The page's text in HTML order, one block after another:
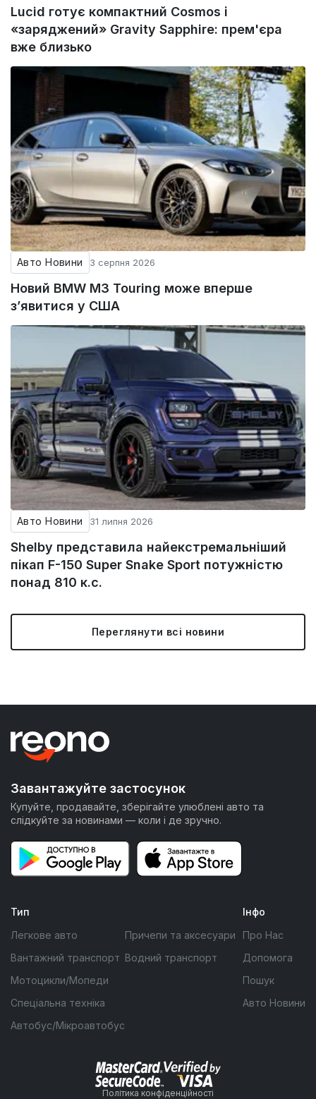
Lucid готує компактний Cosmos і
«заряджений» Gravity Sapphire: прем'єра
вже близько
Авто Новини 3 серпня 2026
Новий BMW M3 Touring може вперше
з’явитися у США
Авто Новини 31 липня 2026
Shelby представила найекстремальніший
пікап F-150 Super Snake Sport потужністю
понад 810 к.с.
Переглянути всі новини
Завантажуйте застосунок
Купуйте, продавайте, зберігайте улюблені авто та
слідкуйте за новинами — коли і де зручно.
Тип
Легкове авто
Вантажний транспорт
Мотоцикли/Мопеди
Спеціальна техніка
Автобус/Мікроавтобус
Причепи та аксесуари
Водний транспорт
Інфо
Про Нас
Допомога
Пошук
Авто Новини
Політика конфіденційності